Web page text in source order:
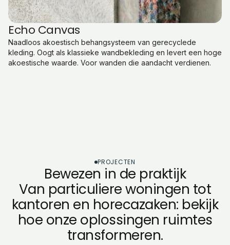
Echo Canvas
Naadloos akoestisch behangsysteem van gerecyclede
kleding. Oogt als klassieke wandbekleding en levert een hoge
akoestische waarde. Voor wanden die aandacht verdienen.
PROJECTEN
Bewezen in de praktijk
Van particuliere woningen tot
kantoren en horecazaken: bekijk
hoe onze oplossingen ruimtes
transformeren.